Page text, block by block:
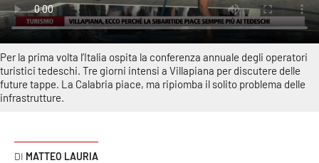
Sanità
Sport
Cultura
Meteo
Per la prima volta l’Italia ospita la conferenza annuale degli operatori
turistici tedeschi. Tre giorni intensi a Villapiana per discutere delle
future tappe. La Calabria piace, ma ripiomba il solito problema delle
infrastrutture.
MATTEO LAURIA